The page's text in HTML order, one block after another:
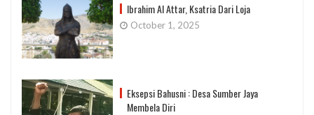
Ibrahim Al Attar, Ksatria Dari Loja
October 1, 2025
Eksepsi Bahusni : Desa Sumber Jaya
Membela Diri